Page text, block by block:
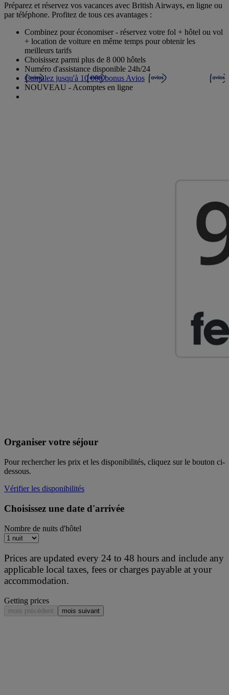
Préparez et réservez vos vacances avec British Airways, en ligne ou
par téléphone. Profitez de tous ces avantages :
Combinez pour économiser - réservez votre fol + hôtel ou vol
+ location de voiture en même temps pour obtenir les
meilleurs tarifs
Choisissez parmi plus de 8 000 hôtels
Numéro d'assistance disponible 24h/24
Cumulez jusqu'à 10 000 bonus Avios
NOUVEAU - Acomptes en ligne
Organiser votre séjour
Pour rechercher les prix et les disponibilités, cliquez sur le bouton ci-
dessous.
Vérifier les disponibilités
Choisissez une date d'arrivée
Nombre de nuits d'hôtel
Prices are updated every 24 to 48 hours and include any
applicable local taxes, fees or charges payable at your
accommodation.
Getting prices
mois précédent mois suivant